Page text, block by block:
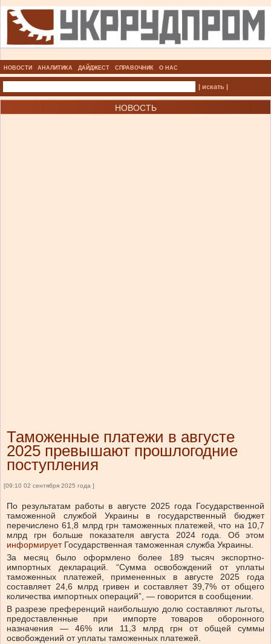
НОВОСТИ АНАЛИТИКА ДАЙДЖЕСТ СПРАВОЧНИК О НАС
| искать |
НОВОСТЬ
Таможенные платежи в августе
2025 превышают прошлогодние
поступления
[09:10 02 сентября 2025 года ]
По результатам работы в августе 2025 года Государственной
таможенной службой Украины в государственный бюджет
перечислено 61,8 млрд грн таможенных платежей, что на 10,7
млрд грн больше показателя августа 2024 года.
Об этом
информирует Государственная таможенная служба Украины.
За месяц было оформлено более 189 тысяч экспортно-
импортных деклараций.
“Сумма освобождений от уплаты
таможенных платежей, примененных в августе 2025 года
составляет 24,6 млрд гривен и составляет 39,7% от общего
количества импортных операций”, — говорится в сообщении.
В разрезе преференций наибольшую долю составляют льготы,
предоставленные при импорте товаров оборонного
назначения — 46% или 11,3 млрд грн от общей суммы
освобождений от уплаты таможенных платежей.